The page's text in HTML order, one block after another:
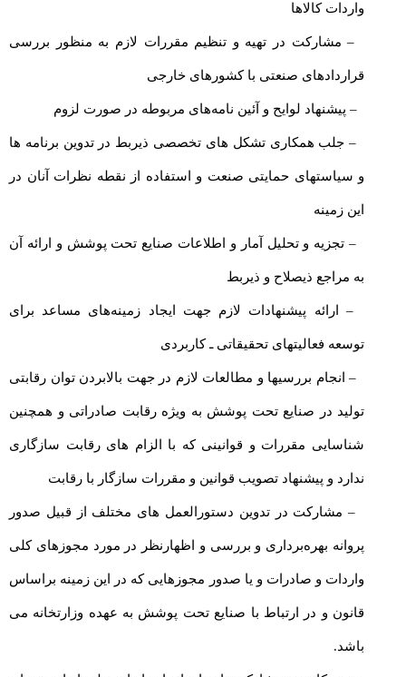
واردات کالاها
– مشارکت در تهیه و تنظیم مقررات لازم به منظور بررسی
قراردادهای صنعتی با کشورهای خارجی
– پیشنهاد لوایح و آئین نامه‌های مربوطه در صورت لزوم
– جلب همکاری تشکل های تخصصی ذیربط در تدوین برنامه ها
و سیاستهای حمایتی صنعت و استفاده از نقطه نظرات آنان در
این زمینه
– تجزیه و تحلیل آمار و اطلاعات صنایع تحت پوشش و ارائه آن
به مراجع ذیصلاح و ذیربط
– ارائه پیشنهادات لازم جهت ایجاد زمینه‌های مساعد برای
توسعه فعالیتهای تحقیقاتی ـ کاربردی
– انجام بررسیها و مطالعات لازم در جهت بالابردن توان رقابتی
تولید در صنایع تحت پوشش به ویژه رقابت صادراتی و همچنین
شناسایی مقررات و قوانینی که با الزام های رقابت سازگاری
ندارد و پیشنهاد تصویب قوانین و مقررات سازگار با رقابت
– مشارکت در تدوین دستورالعمل های مختلف از قبیل صدور
پروانه بهره‌برداری و بررسی و اظهارنظر در مورد مجوزهای کلی
واردات و صادرات و یا صدور مجوزهایی که در این زمینه براساس
قانون و در ارتباط با صنایع تحت پوشش به عهده وزارتخانه می
باشد.